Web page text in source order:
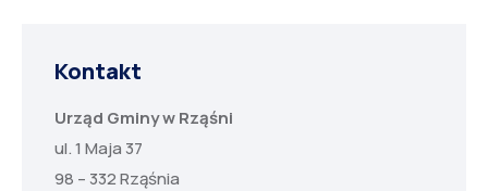
Kontakt
Urząd Gminy w Rząśni
ul. 1 Maja 37
98 – 332 Rząśnia